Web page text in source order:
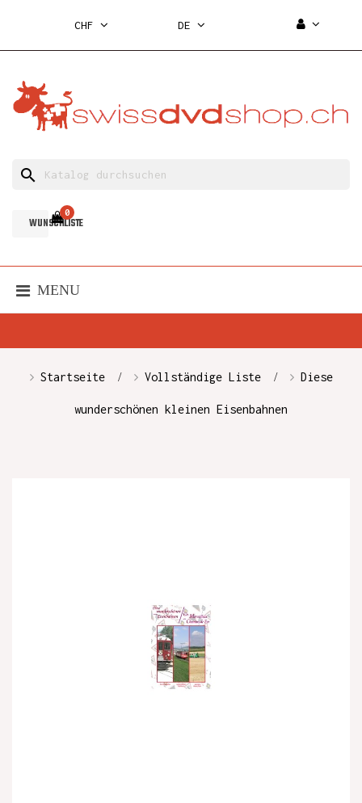
CHF DE
search
WUNSCHLISTE
0
MENU
Startseite Vollständige Liste Diese
wunderschönen kleinen Eisenbahnen